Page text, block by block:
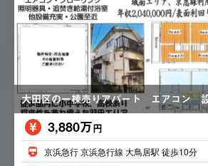
3,880万円
京浜急行 京浜急行線 大鳥居駅 徒歩10分